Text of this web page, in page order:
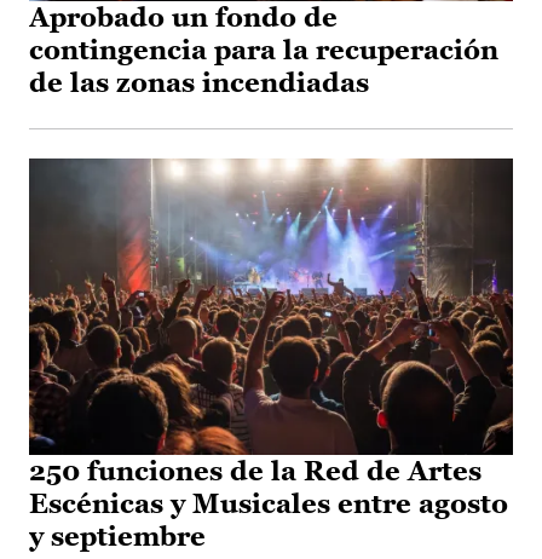
Aprobado un fondo de
contingencia para la recuperación
de las zonas incendiadas
250 funciones de la Red de Artes
Escénicas y Musicales entre agosto
y septiembre